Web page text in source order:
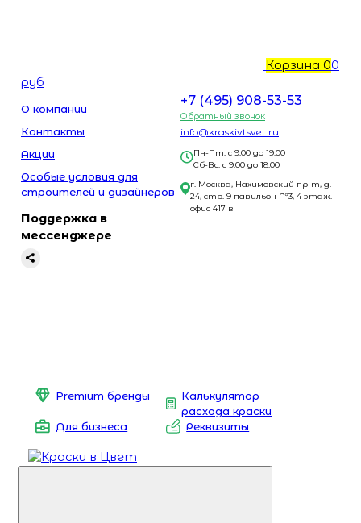
Корзина 00
руб
О компании
Контакты
Акции
Особые условия для
строителей и дизайнеров
Поддержка в
мессенджере
+7 (495) 908-53-53
Обратный звонок
info@kraskivtsvet.ru
Пн-Пт: с 9:00 до 19:00
Сб-Вс: с 9:00 до 18:00
г. Москва, Нахимовский пр-т, д.
24, стр. 9 павильон №3, 4 этаж.
офис 417 в
Premium бренды
Калькулятор
расхода краски
Для бизнеса
Реквизиты